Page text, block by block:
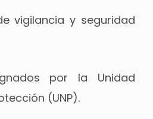
vigilancia y seguridad
por la Unidad
(UNP).